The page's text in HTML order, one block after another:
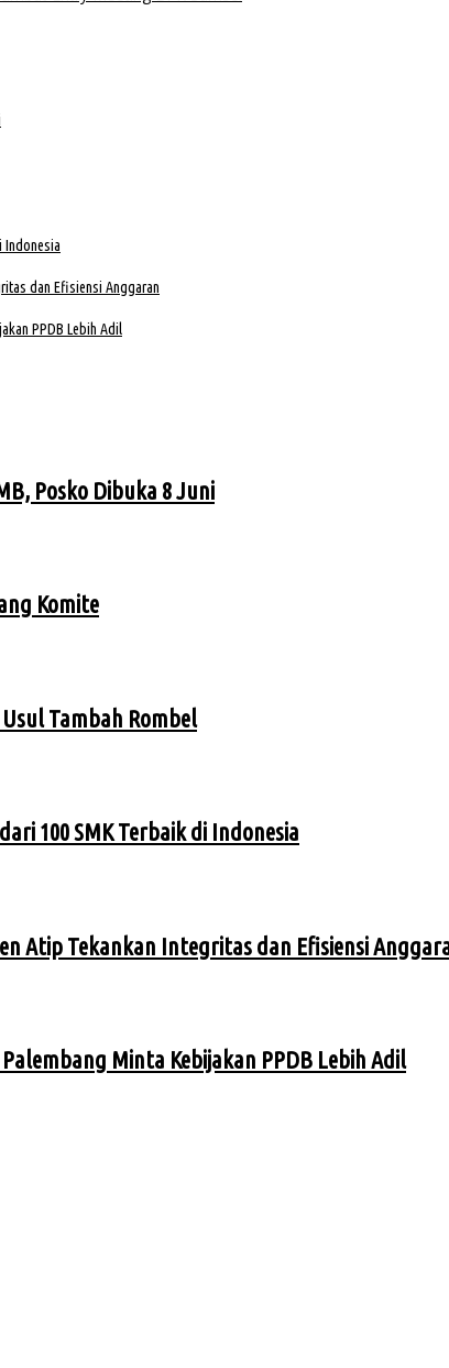
Indonesia
dan Efisiensi Anggaran
PPDB Lebih Adil
Posko Dibuka 8 Juni
Komite
Tambah Rombel
100 SMK Terbaik di Indonesia
Atip Tekankan Integritas dan Efisiensi
Minta Kebijakan PPDB Lebih Adil